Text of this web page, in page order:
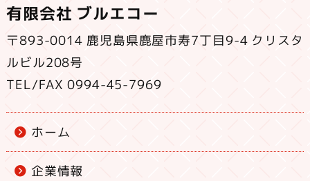
有限会社 ブルエコー
〒893-0014 鹿児島県鹿屋市寿7丁目9-4 クリスタ
ルビル208号
TEL/FAX 0994-45-7969
ホーム
企業情報